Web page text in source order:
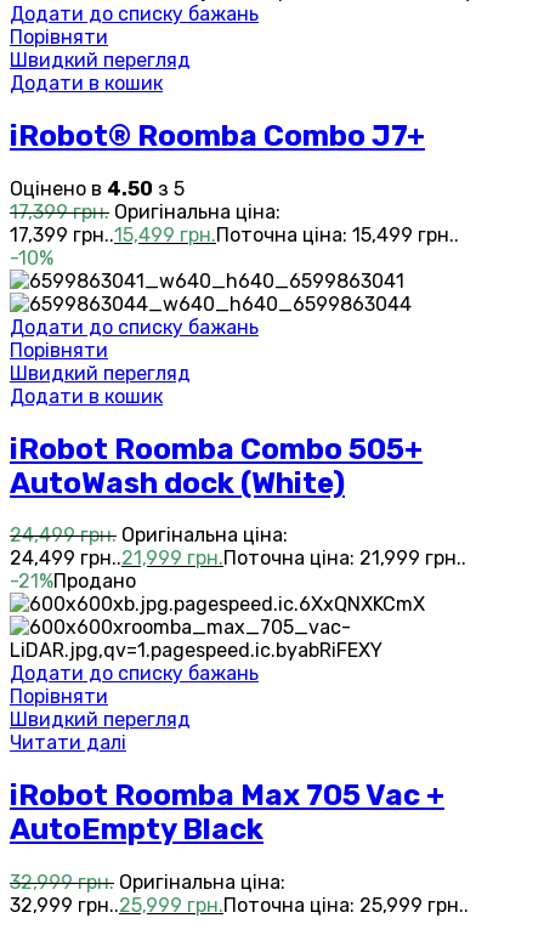
Додати до списку бажань
Порівняти
Швидкий перегляд
Додати в кошик
iRobot® Roomba Combo J7+
Оцінено в 4.50 з 5
17,399грн. Оригінальна ціна:
17,399 грн..15,499 грн.Поточна ціна: 15,499 грн..
-10%
Додати до списку бажань
Порівняти
Швидкий перегляд
Додати в кошик
iRobot Roomba Combo 505+
AutoWash dock (White)
24,499грн. Оригінальна ціна:
24,499 грн..21,999 грн.Поточна ціна: 21,999 грн..
-21%Продано
Додати до списку бажань
Порівняти
Швидкий перегляд
Читати далі
iRobot Roomba Max 705 Vac +
AutoEmpty Black
32,999грн. Оригінальна ціна:
32,999 грн..25,999 грн.Поточна ціна: 25,999 грн..